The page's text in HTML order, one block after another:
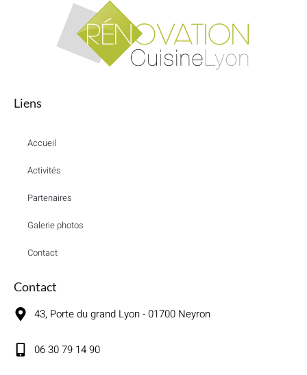
Liens
Accueil
Activités
Partenaires
Galerie photos
Contact
Contact
43, Porte du grand Lyon - 01700 Neyron
06 30 79 14 90